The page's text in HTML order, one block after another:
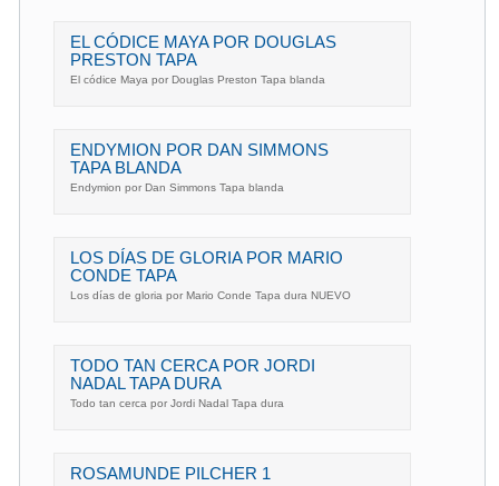
EL CÓDICE MAYA POR DOUGLAS
PRESTON TAPA
El códice Maya por Douglas Preston Tapa blanda
ENDYMION POR DAN SIMMONS
TAPA BLANDA
Endymion por Dan Simmons Tapa blanda
LOS DÍAS DE GLORIA POR MARIO
CONDE TAPA
Los días de gloria por Mario Conde Tapa dura NUEVO
TODO TAN CERCA POR JORDI
NADAL TAPA DURA
Todo tan cerca por Jordi Nadal Tapa dura
ROSAMUNDE PILCHER 1